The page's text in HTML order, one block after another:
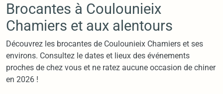
Brocantes à Coulounieix
Chamiers et aux alentours
Découvrez les brocantes de Coulounieix Chamiers et ses
environs. Consultez le dates et lieux des événements
proches de chez vous et ne ratez aucune occasion de chiner
en 2026 !